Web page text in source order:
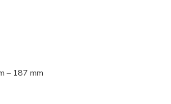
– 187 mm